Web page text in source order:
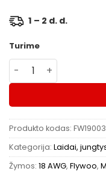
1 – 2 d. d.
Turime
produkto kiekis:
Produkto kodas:
Kategorija: Laidai,
Žymos: 18 AWG, Flywoo,